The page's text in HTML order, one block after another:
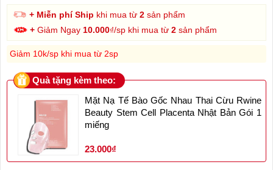
+ Miễn phí Ship khi mua từ 2 sản phẩm
+ Giảm Ngay 10.000₫/sp khi mua từ2 sản phẩm
Giảm 10k/sp khi mua từ 2sp
Quà tặng kèm theo:
Mặt Nạ Tế Bào Gốc Nhau Thai Cừu Rwine
Beauty Stem Cell Placenta Nhật Bản Gói 1
miếng
23.000₫